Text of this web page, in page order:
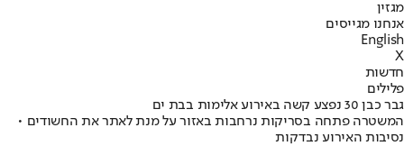
מגזין
אנחנו מגייסים
English
X
חדשות
פלילים
גבר כבן 30 נפצע קשה באירוע אלימות בבת ים
המשטרה פתחה בסריקות נרחבות באזור על מנת לאתר את החשודים •
נסיבות האירוע נבדקות